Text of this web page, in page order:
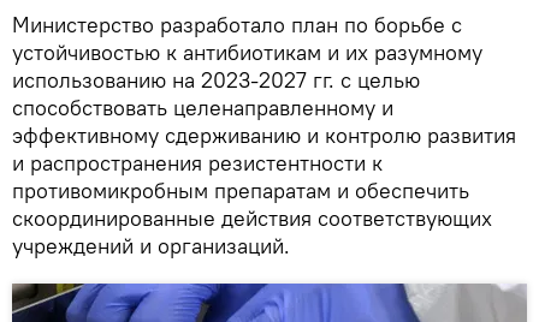
Министерство разработало план по борьбе с
устойчивостью к антибиотикам и их разумному
использованию на 2023-2027 гг. с целью
способствовать целенаправленному и
эффективному сдерживанию и контролю развития
и распространения резистентности к
противомикробным препаратам и обеспечить
скоординированные действия соответствующих
учреждений и организаций.